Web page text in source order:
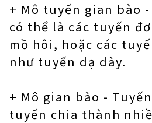
+ Mô tuyến gian bào
có thể là các tuyến
mồ hôi, hoặc các
như tuyến dạ dày.
+ Mô gian bào -
tuyến chia thành